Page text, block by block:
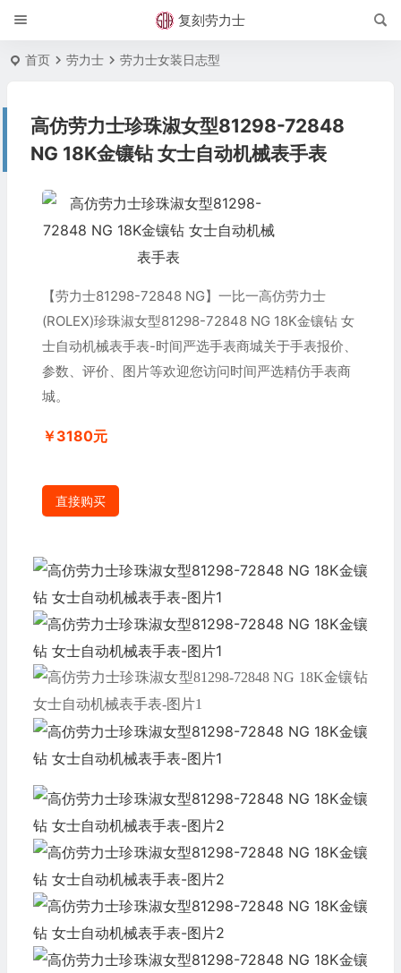
复刻劳力士
首页 劳力士 劳力士女装日志型
高仿劳力士珍珠淑女型81298-72848
NG 18K金镶钻 女士自动机械表手表
【劳力士81298-72848 NG】一比一高仿劳力士
(ROLEX)珍珠淑女型81298-72848 NG 18K金镶钻 女
士自动机械表手表-时间严选手表商城关于手表报价、
参数、评价、图片等欢迎您访问时间严选精仿手表商
城。
￥3180元
直接购买